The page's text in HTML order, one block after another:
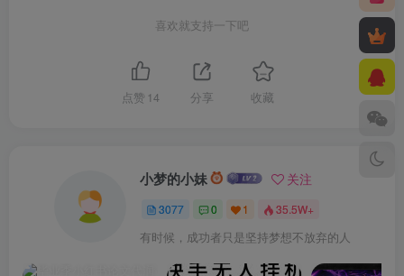
喜欢就支持一下吧
点赞 14 分享 收藏
小梦的小妹 关注
3077 0 1 35.5W+
有时候，成功者只是坚持梦想不放弃的人